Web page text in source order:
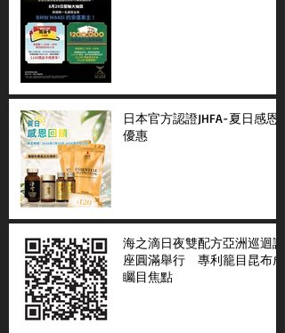
日本官方認證JHFA-夏日感恩
優惠
海之滴日夜雙配方亞洲巡迴講
座圓滿舉行 專利籠目昆布成
矚目焦點